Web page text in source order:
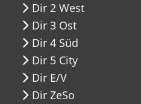
Dir 2 West
Dir 3 Ost
Dir 4 Süd
Dir 5 City
Dir E/V
Dir ZeSo